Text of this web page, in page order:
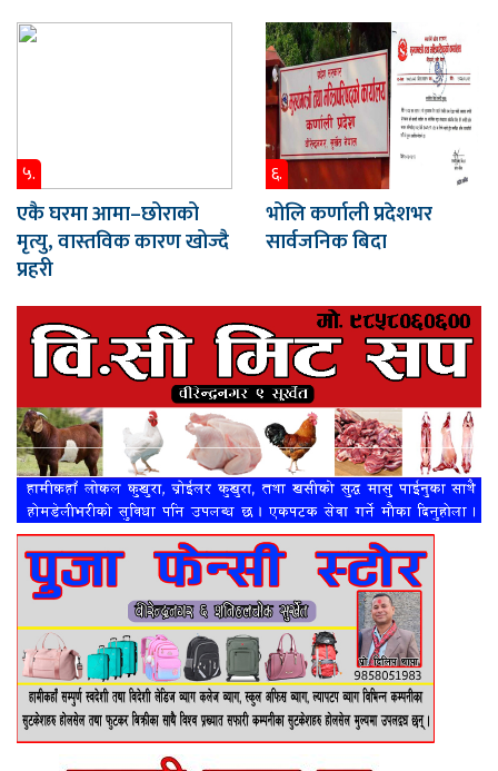
५.
एकै घरमा आमा–छोराको
मृत्यु, वास्तविक कारण खोज्दै
प्रहरी
६.
भोलि कर्णाली प्रदेशभर
सार्वजनिक बिदा